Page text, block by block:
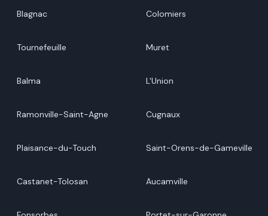
Blagnac Colomiers
Tournefeuille Muret
Balma L'Union
Ramonville-Saint-Agne Cugnaux
Plaisance-du-Touch Saint-Orens-de-Gameville
Castanet-Tolosan Aucamville